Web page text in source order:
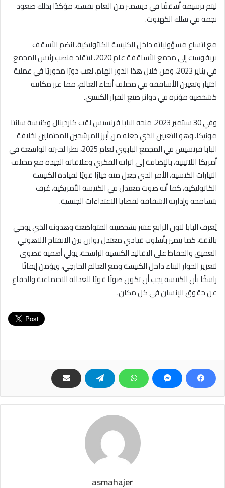
ليتم ترسيمه أسقفًا في ديسمبر من العام نفسه، مؤكدًا بذلك صعود
نجمه في سلك الكهنوت.
مع اتساع مسؤولياته داخل الكنيسة الكاثوليكية، انضم الأسقف
بريفوست إلى مجمع الأساقفة عام 2020، ليتقلد منصب رئيس المجمع
في يناير 2023، ومن خلال هذا الدور الهام، لعب دورًا محوريًا في عملية
اختيار وتعيين الأساقفة في مختلف أنحاء العالم، مما عزز مكانته
كشخصية مؤثرة في دوائر صنع القرار الكنسي.
وفي 30 سبتمبر 2023، منحه البابا فرنسيس لقب كاردينال وكنيسة سانتا
مونيكا، وهو التعيين الذي جعله من أبرز المرشحين المحتملين لخلافة
البابا فرنسيس في المجمع البابوي لعام 2025، نظرا لخبرته الواسعة في
أمريكا اللاتينية، بالإضافة إلى اتزانه الفكري وعلاقاته الجيدة مع مختلف
التيارات الكنسية، الأمر الذي جعل منه خيارًا قويًا لقيادة الكنيسة
الكاثوليكية، كما أنه صوت معتدل في الكنيسة الأمريكية، عُرف
بتسامحه وإدارته الشفافة لقضايا الاعتداءات الجنسية.
يُعرف البابا لاون الرابع عشر بشخصيته المتواضعة وهدوئه الذي يوحي
بالثقة، كما يتميز بأسلوب قيادي معتدل يوازن بين الانفتاح اللاهوتي
العميق والحفاظ على التقاليد الكنسية الراسخة، يولي أهمية قصوى
لتعزيز الحوار البناء داخل الكنيسة ومع العالم الخارجي، ويؤمن إيمانًا
راسخًا بأن الكنيسة يجب أن تكون صوتًا قويًا للعدالة الاجتماعية والدفاع
عن حقوق الإنسان في كل مكان.
asmahajer